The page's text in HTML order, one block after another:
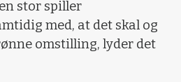
stor spiller
med, at det skal og
omstilling, lyder det